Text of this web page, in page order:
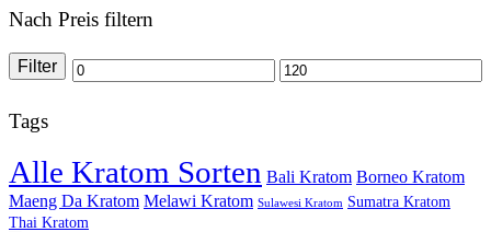
Nach Preis filtern
Min. Max.
Filter
Tags
Alle Kratom Sorten Bali Kratom Borneo Kratom
Maeng Da Kratom Melawi Kratom Sulawesi Kratom Sumatra Kratom
Thai Kratom